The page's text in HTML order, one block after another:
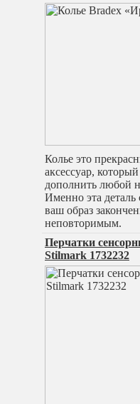
Колье это
аксессуар,
дополнить любой
Именно эта деталь
ваш образ
неповторимым.
Перчатки
Stilmark 1732232